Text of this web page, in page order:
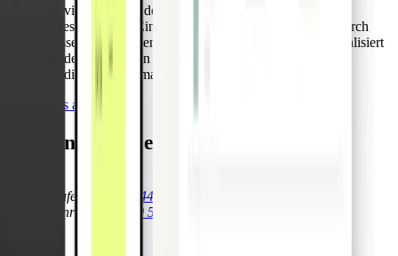
individuellen, auf den jeweiligen Anwendungsfall
zugeschnittenen Einstellungen vergeben werden. Dadurch
müssen Kartendaten nicht bei mehreren Händlern aktualisiert
werden, falls es ein Problem mit den
Kreditkarteninformationen gibt.
Alle FAQs anzeigen
Wir sind für Sie da.
Sales anrufen
+49 30 54453778 1
Support anrufen
+49 30 54453778 0